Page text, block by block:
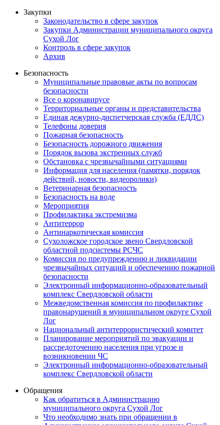
Закупки
Законодательство в сфере закупок
Закупки Администрации муниципального округа
Сухой Лог
Контроль в сфере закупок
Архив
Безопасность
Муниципальные правовые акты по вопросам
безопасности
Все о коронавирусе
Территориальные органы и представительства
Единая дежурно-диспетчерская служба (ЕДДС)
Телефоны доверия
Пожарная безопасность
Безопасность дорожного движения
Порядок вызова экстренных служб
Обстановка с чрезвычайными ситуациями
Информация для населения (памятки, порядок
действий, новости, видеоролики)
Ветеринарная безопасность
Безопасность на воде
Мероприятия
Профилактика экстремизма
Антитеррор
Антинаркотическая комиссия
Сухоложское городское звено Свердловской
областной подсистемы РСЧС
Комиссия по предупреждению и ликвидации
чрезвычайных ситуаций и обеспечению пожарной
безопасности
Электронный информационно-образовательный
комплекс Cвердловской области
Межведомственная комиссия по профилактике
правонарушений в муниципальном округе Сухой
Лог
Национальный антитеррористический комитет
Планирование мероприятий по эвакуации и
рассредоточению населения при угрозе и
возникновении ЧС
Электронный информационно-образовательный
комплекс Свердловской области
Обращения
Как обратиться в Администрацию
муниципального округа Сухой Лог
Что необходимо знать при обращении в